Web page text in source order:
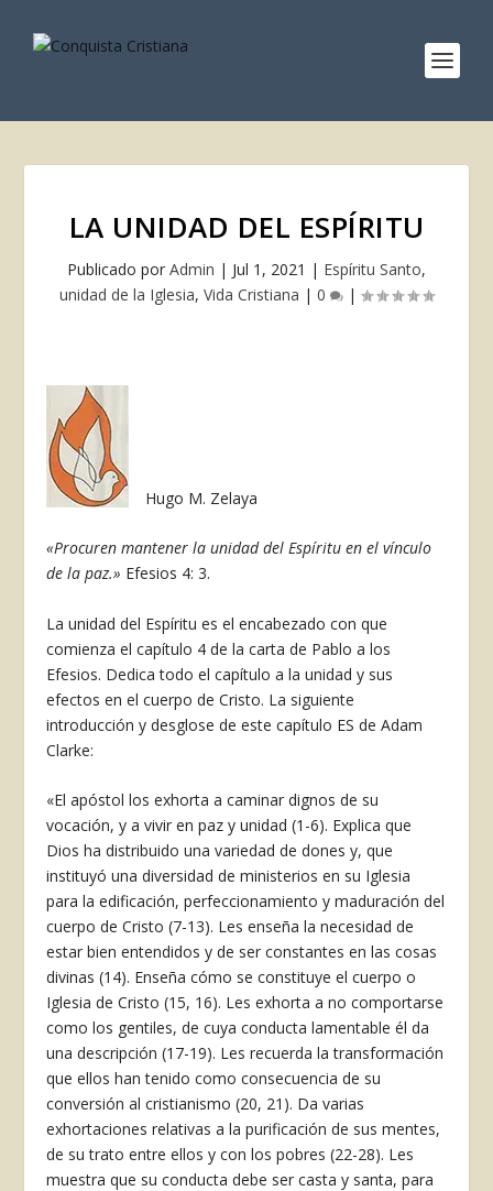
LA UNIDAD DEL ESPÍRITU
Publicado por Admin | Jul 1, 2021 | Espíritu Santo,
unidad de la Iglesia, Vida Cristiana | 0 |
Hugo M. Zelaya
«Procuren mantener la unidad del Espíritu en el vínculo
de la paz.» Efesios 4: 3.
La unidad del Espíritu es el encabezado con que
comienza el capítulo 4 de la carta de Pablo a los
Efesios. Dedica todo el capítulo a la unidad y sus
efectos en el cuerpo de Cristo. La siguiente
introducción y desglose de este capítulo ES de Adam
Clarke:
«El apóstol los exhorta a caminar dignos de su
vocación, y a vivir en paz y unidad (1-6). Explica que
Dios ha distribuido una variedad de dones y, que
instituyó una diversidad de ministerios en su Iglesia
para la edificación, perfeccionamiento y maduración del
cuerpo de Cristo (7-13). Les enseña la necesidad de
estar bien entendidos y de ser constantes en las cosas
divinas (14). Enseña cómo se constituye el cuerpo o
Iglesia de Cristo (15, 16). Les exhorta a no comportarse
como los gentiles, de cuya conducta lamentable él da
una descripción (17-19). Les recuerda la transformación
que ellos han tenido como consecuencia de su
conversión al cristianismo (20, 21). Da varias
exhortaciones relativas a la purificación de sus mentes,
de su trato entre ellos y con los pobres (22-28). Les
muestra que su conducta debe ser casta y santa, para